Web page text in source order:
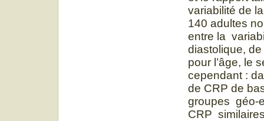
variabilité de
140 adultes
entre la
diastolique,
pour l’âge, le
cependant :
de CRP de
groupes géo-
CRP